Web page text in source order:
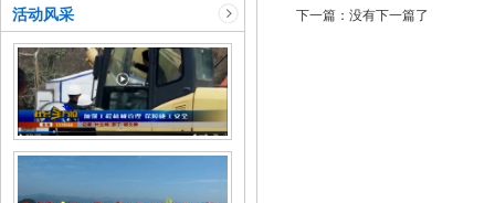
活动风采
下一篇：没有下一篇了